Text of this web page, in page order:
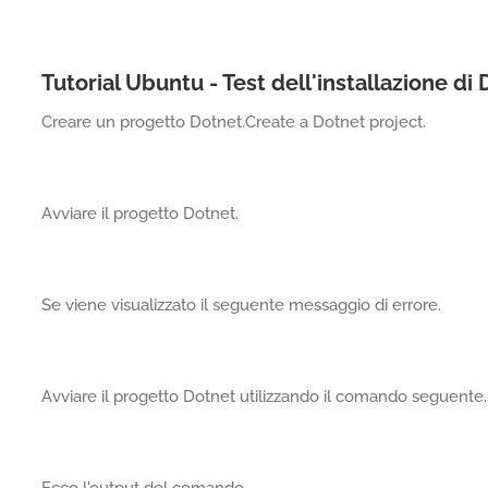
Tutorial Ubuntu - Test dell'installazione di
Creare un progetto Dotnet.Create a Dotnet project.
Avviare il progetto Dotnet.
Se viene visualizzato il seguente messaggio di errore.
Avviare il progetto Dotnet utilizzando il comando seguente.